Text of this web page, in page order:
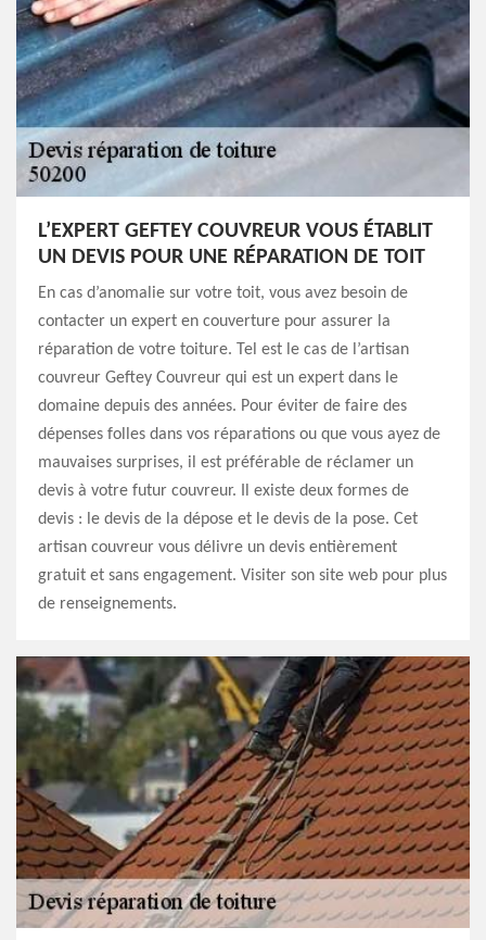
L’EXPERT GEFTEY COUVREUR VOUS ÉTABLIT
UN DEVIS POUR UNE RÉPARATION DE TOIT
En cas d’anomalie sur votre toit, vous avez besoin de
contacter un expert en couverture pour assurer la
réparation de votre toiture. Tel est le cas de l’artisan
couvreur Geftey Couvreur qui est un expert dans le
domaine depuis des années. Pour éviter de faire des
dépenses folles dans vos réparations ou que vous ayez de
mauvaises surprises, il est préférable de réclamer un
devis à votre futur couvreur. Il existe deux formes de
devis : le devis de la dépose et le devis de la pose. Cet
artisan couvreur vous délivre un devis entièrement
gratuit et sans engagement. Visiter son site web pour plus
de renseignements.